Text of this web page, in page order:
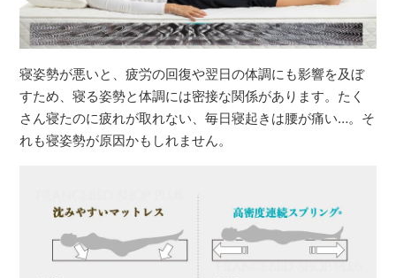
寝姿勢が悪いと、疲労の回復や翌日の体調にも影響を及ぼ
すため、寝る姿勢と体調には密接な関係があります。たく
さん寝たのに疲れが取れない、毎日寝起きは腰が痛い…。そ
れも寝姿勢が原因かもしれません。